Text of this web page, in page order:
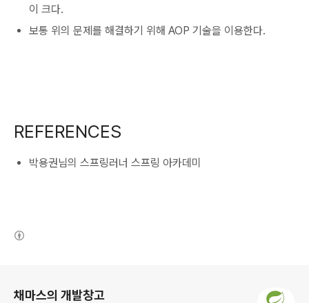
이 크다.
보통 위의 문제를 해결하기 위해 AOP 기술을 이용한다.
REFERENCES
박용권님의 스프링러너 스프링 아카데미
채마스의 개발창고